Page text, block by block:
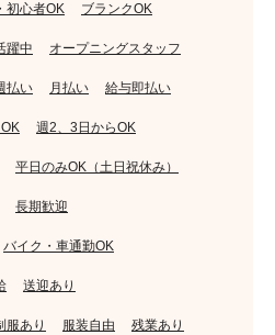
初心者OK ブランクOK
躍中 オープニングスタッフ
払い 月払い 給与即払い
週2、3日からOK
平日のみOK（土日祝休み）
長期歓迎
バイク・車通勤OK
送迎あり
服あり 服装自由 残業あり